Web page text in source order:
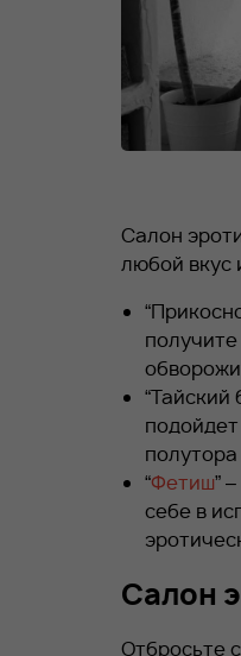
Салон
любой вкус
“Фетиш”
себе в
Салон
Отбросьте